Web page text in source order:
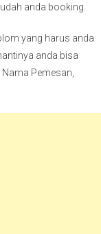
anda booking.
yang harus anda
anda bisa
Pemesan,